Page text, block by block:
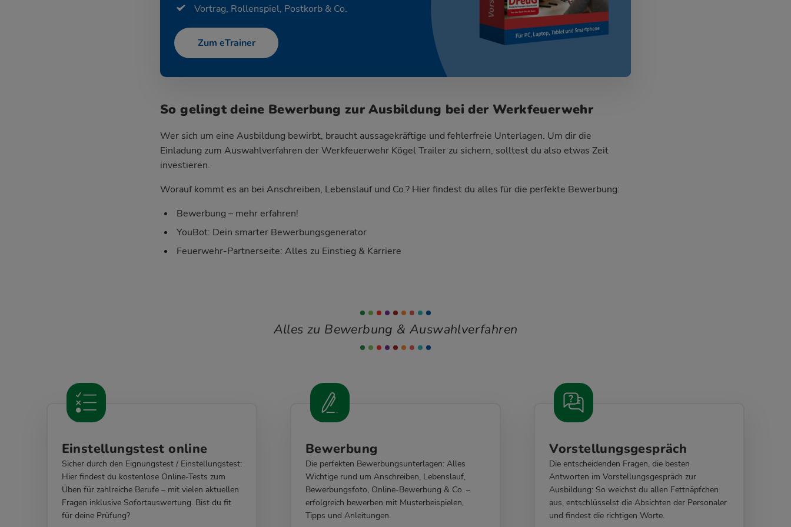
Vortrag, Rollenspiel, Postkorb & Co.
Zum eTrainer
So gelingt deine Bewerbung zur Ausbildung bei der Werkfeuerwehr
Wer sich um eine Ausbildung bewirbt, braucht aussagekräftige und fehlerfreie Unterlagen. Um dir die
Einladung zum Auswahlverfahren der Werkfeuerwehr Kögel Trailer zu sichern, solltest du also etwas Zeit
investieren.
Worauf kommt es an bei Anschreiben, Lebenslauf und Co.? Hier findest du alles für die perfekte Bewerbung:
Bewerbung – mehr erfahren!
YouBot: Dein smarter Bewerbungsgenerator
Feuerwehr-Partnerseite: Alles zu Einstieg & Karriere
Alles zu Bewerbung & Auswahlverfahren
Einstellungstest online
Sicher durch den Eignungstest / Einstellungstest:
Hier findest du kostenlose Online-Tests zum
Üben für zahlreiche Berufe – mit vielen aktuellen
Fragen inklusive Sofortauswertung. Bist du fit
für deine Prüfung?
Bewerbung
Die perfekten Bewerbungsunterlagen: Alles
Wichtige rund um Anschreiben, Lebenslauf,
Bewerbungsfoto, Online-Bewerbung & Co. –
erfolgreich bewerben mit Musterbeispielen,
Tipps und Anleitungen.
Vorstellungsgespräch
Die entscheidenden Fragen, die besten
Antworten im Vorstellungsgespräch zur
Ausbildung: So weichst du allen Fettnäpfchen
aus, entschlüsselst die Absichten der Personaler
und findest die richtigen Worte.